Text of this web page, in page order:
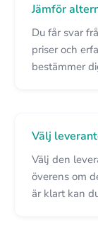
Jämför
Du får svar
priser och
bestämmer
Välj
Välj den
överens om
är klart kan